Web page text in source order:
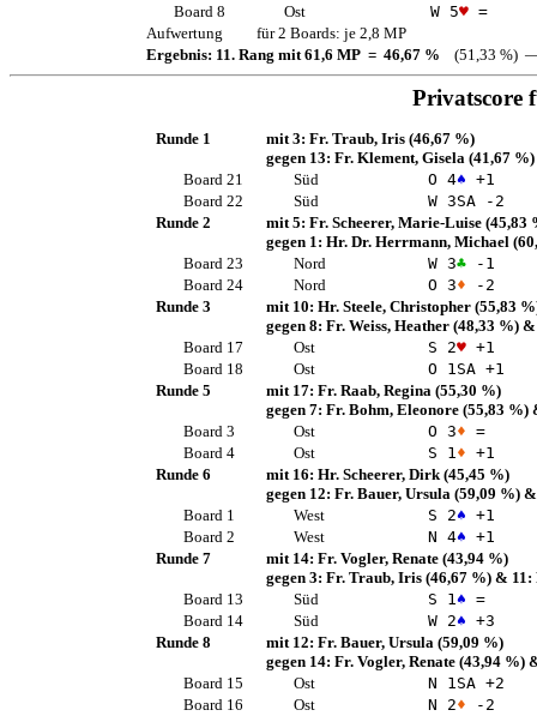
Board 8
Ost W 5♥ =
Aufwertung
für 2 Boards: je 2,8 MP
Ergebnis: 11. Rang mit 61,6 MP = 46,67 % (51,33 %)
Privatscore
Runde 1 mit 3: Fr. Traub, Iris (46,67 %)
gegen 13: Fr. Klement, Gisela (41,67 %)
Board 21
Süd O 4♠ +1
Board 22
Süd W 3SA -2
Runde 2
mit 5: Fr. Scheerer, Marie-Luise (45,83
gegen 1: Hr. Dr. Herrmann, Michael
Board 23
Nord W 3♣ -1
Board 24
Nord O 3♦ -2
Runde 3
mit 10: Hr. Steele, Christopher (55,83
gegen 8: Fr. Weiss, Heather (48,33 %)
Board 17
Ost S 2♥ +1
Board 18
Ost O 1SA +1
Runde 5
mit 17: Fr. Raab, Regina (55,30 %)
gegen 7: Fr. Bohm, Eleonore (55,83 %)
Board 3
Ost O 3♦ =
Board 4
Ost S 1♦ +1
Runde 6
mit 16: Hr. Scheerer, Dirk(45,45 %)
gegen 12: Fr. Bauer, Ursula (59,09 %)
Board 1
West S 2♠ +1
Board 2
West N 4♠ +1
Runde 7
mit 14: Fr. Vogler, Renate (43,94 %)
gegen 3: Fr. Traub, Iris (46,67 %) & 11:
Board 13
Süd S 1♠ =
Board 14
Süd W 2♠ +3
Runde 8
mit 12: Fr. Bauer, Ursula (59,09 %)
gegen 14: Fr. Vogler, Renate (43,94 %)
Board 15
Ost N 1SA +2
Board 16
Ost N 2♦ -2